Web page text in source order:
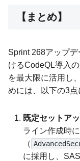
【まとめ】
Sprint 268アップ
けるCodeQL導入
を最大限に活用し
めには、以下の3点
既定セットア
ライン作成時
（
に採用し、